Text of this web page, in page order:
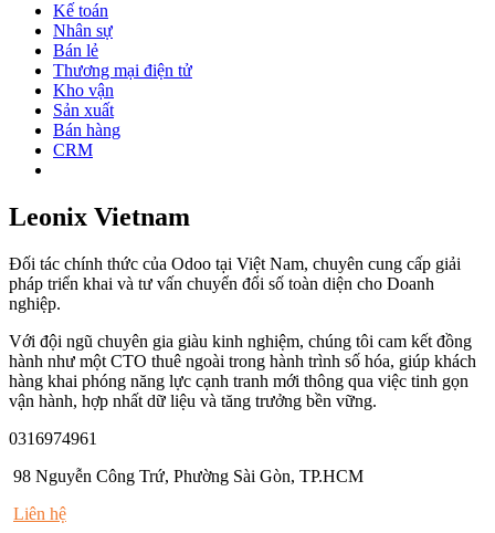
Kế toán
Nhân sự
Bán lẻ
Thương mại điện tử
Kho vận
Sản xuất
Bán hàng
CRM
Leonix Vietnam
Đối tác chính thức của Odoo tại Việt Nam, chuyên cung cấp giải
pháp triển khai và tư vấn chuyển đổi số toàn diện cho Doanh
nghiệp.
Với đội ngũ chuyên gia giàu kinh nghiệm, chúng tôi cam kết đồng
hành như một CTO thuê ngoài trong hành trình số hóa, giúp khách
hàng khai phóng năng lực cạnh tranh mới thông qua việc tinh gọn
vận hành, hợp nhất dữ liệu và tăng trưởng bền vững.
0316974961
98 Nguyễn Công Trứ, Phường Sài Gòn, TP.HCM
Liên hệ